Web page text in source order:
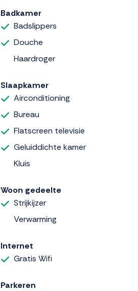
Badkamer
Badslippers
Douche
Haardroger
Slaapkamer
Airconditioning
Bureau
Flatscreen televisie
Geluiddichte kamer
Kluis
Woon gedeelte
Strijkijzer
Verwarming
Internet
Gratis Wifi
Parkeren